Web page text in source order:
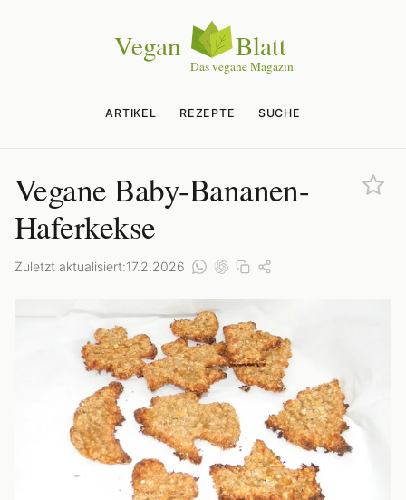
ARTIKEL REZEPTE SUCHE
Vegane Baby-Bananen-
Haferkekse
Zuletzt aktualisiert:17.2.2026